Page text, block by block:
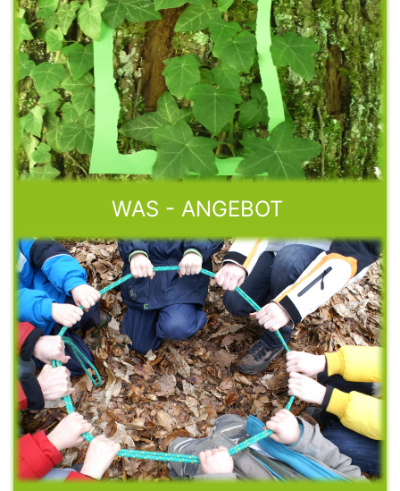
WAS - ANGEBOT